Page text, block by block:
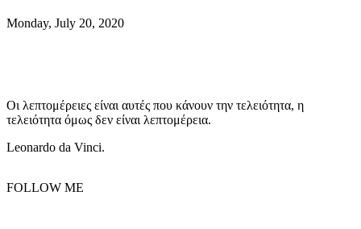
Monday, July 20, 2020
Οι λεπτομέρειες είναι αυτές που κάνουν την τελειότητα, η
τελειότητα όμως δεν είναι λεπτομέρεια.
Leonardo da Vinci.
FOLLOW ME